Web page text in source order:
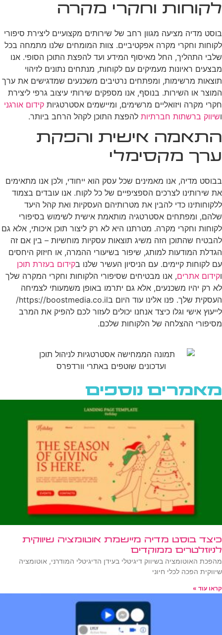
לקוחות וחקרי מקרה
בוסט מדיה מציעה מגוון רחב של שירותים מקצועיים ליצירת סיפורי
לקוחות וחקרי מקרה אפקטיביים. צוות המומחים שלנו מתמחה בכל
שלבי התהליך, החל מאיסוף המידע ועד להפצת התוכן הסופי. אנו
מבצעים ראיונות מעמיקים עם לקוחות, מנתחים נתונים לזיהוי
תוצאות מרשימות, ומפתחים נרטיבים משכנעים שמדגישים את ערך
המוצר או השירות. בנוסף, אנו מספקים שירותי עיצוב גרפי ליצירת
חקרי מקרה ויזואליים מרשימים, ומיישמים אסטרטגיות קידום אורגני
ושיווק ברשתות חברתיות להפצת התוכן לקהל הרחב ביותר.
התאמה אישית והפקת
ערך מקסימלי
בבוסט מדיה, אנו מאמינים שכל עסק הוא ייחודי, ולכן אנו מתאימים
את שירותינו לצרכים הספציפיים של כל לקוח. אנו עובדים בצמוד
ללקוחותינו כדי להבין את מטרותיהם העסקיות ואת קהל היעד
שלהם, ומפתחים אסטרטגיה מותאמת אישית לשימוש בסיפורי
לקוחות וחקרי מקרה. מטרתנו היא לא רק ליצור תוכן איכותי, אלא גם
להבטיח שהתוכן הזה משיג תוצאות עסקיות מוחשיות – בין אם זה
הגדלת המודעות למותג, שיפור בשיעורי ההמרה, או חיזוק היחסים
עם לקוחות קיימים. עם הניסיון העשיר שלנו בקידום בעזרת תוכן
וקידום אתרים, אנו מבטיחים שסיפורי הלקוחות וחקרי המקרה שלך
לא רק יהיו משכנעים, אלא גם יתרמו באופן משמעותי לצמיחה
העסקית שלך. פנו אלינו עוד היום בhttps://boostmedia.co.il/
לייעוץ אישי וגלו כיצד אנחנו יכולים לעזור לכם להפיק את המרב
מסיפורי ההצלחה של הלקוחות שלכם.
מאמרים נוספים
כיצד בוסט מדיה מיישמת אוטומציה שיווקית
לניוזלטרים ממוקדים
מהפכת האוטומציה בשיווק דיגיטלי בעידן הדיגיטלי המודרני, אוטומציה
שיווקית הפכה לכלי חיוני
קראו עוד »